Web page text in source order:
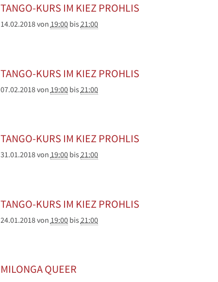
TANGO-KURS IM KIEZ PROHLIS
14.02.2018von 19:00bis 21:00
TANGO-KURS IM KIEZ PROHLIS
07.02.2018von 19:00bis 21:00
TANGO-KURS IM KIEZ PROHLIS
31.01.2018von 19:00bis 21:00
TANGO-KURS IM KIEZ PROHLIS
24.01.2018von 19:00bis 21:00
MILONGA QUEER